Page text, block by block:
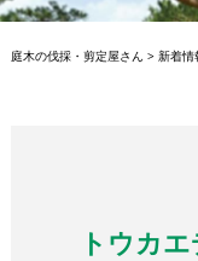
庭木の伐採・剪定屋さん > 新着情
トウカ